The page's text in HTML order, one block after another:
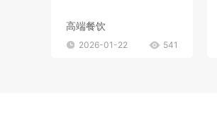
高端餐饮
2026-01-22 541